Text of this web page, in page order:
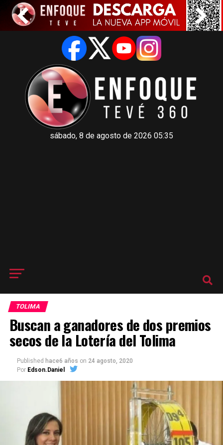
sábado, 8 de agosto de 2026 05:35
TOLIMA
Buscan a ganadores de dos premios
secos de la Lotería del Tolima
Published hace6 años on 24 agosto, 2020
Por Edson.Daniel